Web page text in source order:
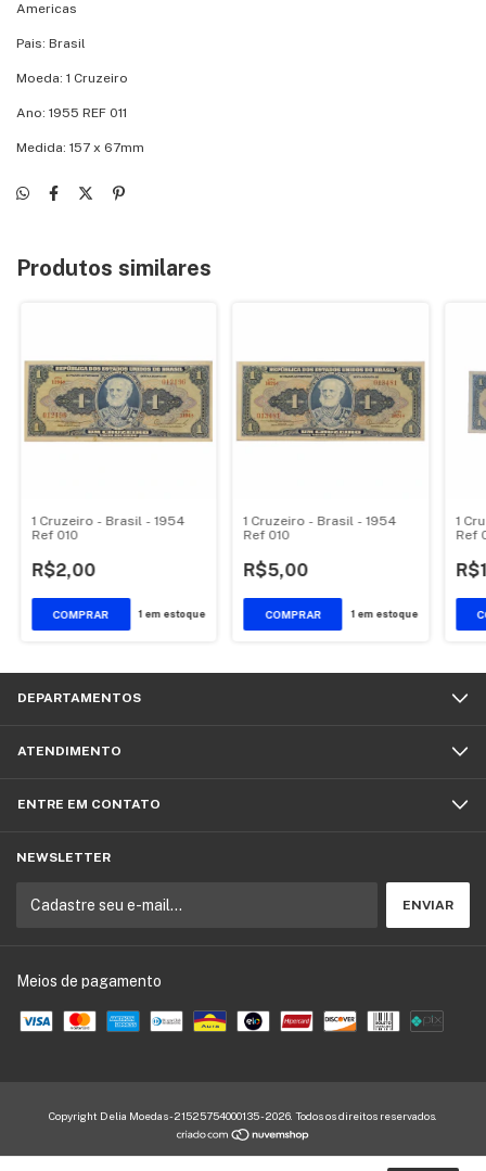
Americas
Pais: Brasil
Moeda: 1 Cruzeiro
Ano: 1955 REF 011
Medida: 157 x 67mm
Produtos similares
1 Cruzeiro - Brasil - 1954
Ref 010
R$2,00
1 em estoque
1 Cruzeiro - Brasil - 1954
Ref 010
R$5,00
1 em estoque
1
Ref
DEPARTAMENTOS
ATENDIMENTO
ENTRE EM CONTATO
NEWSLETTER
Meios de pagamento
Copyright Delia Moedas - 21525754000135 - 2026. Todos os direitos reservados.